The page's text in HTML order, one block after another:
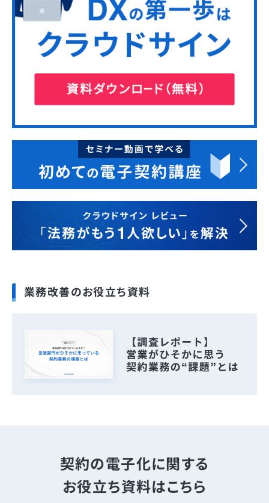
業務改善のお役立ち資料
契約の電子化に関する
お役立ち資料はこちら